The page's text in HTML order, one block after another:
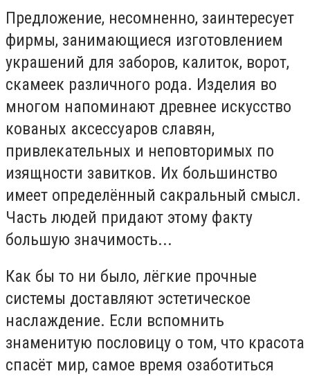
Предложение, несомненно, заинтересует
фирмы, занимающиеся изготовлением
украшений для заборов, калиток, ворот,
скамеек различного рода. Изделия во
многом напоминают древнее искусство
кованых аксессуаров славян,
привлекательных и неповторимых по
изящности завитков. Их большинство
имеет определённый сакральный смысл.
Часть людей придают этому факту
большую значимость...
Как бы то ни было, лёгкие прочные
системы доставляют эстетическое
наслаждение. Если вспомнить
знаменитую пословицу о том, что красота
спасёт мир, самое время озаботиться